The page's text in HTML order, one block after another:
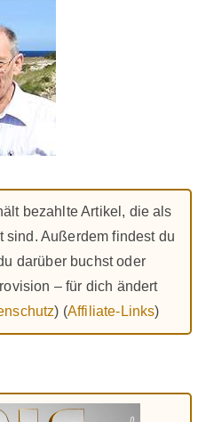
bezahlte Artikel, die als
Außerdem findest du
darüber buchst oder
– für dich ändert
) (Affiliate-Links)